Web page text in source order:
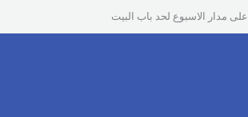
على مدار الاسبوع لحد باب البيت